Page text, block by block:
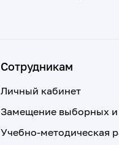
Сотрудникам
Личный кабинет
Замещение выборных
Учебно-методическая